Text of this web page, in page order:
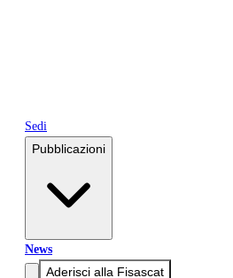
Sedi
Pubblicazioni
News
Aderisci alla Fisascat